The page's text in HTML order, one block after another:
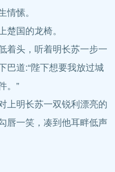
愫。
国的龙椅。
头，听着明长苏一步一
巴道:“陛下想要我放过城
。”
明长苏一双锐利漂亮的
唇一笑，凑到他耳畔低声